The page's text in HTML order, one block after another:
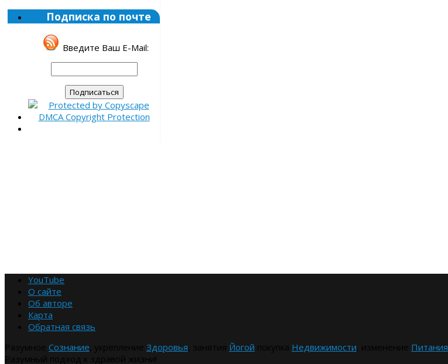
Подписка по почте
Введите Ваш E-Mail:
YouTube
О сайте
Об авторе
Карта
Обратная связь
Сознание Здоровья Йогой Недвижимости Питания